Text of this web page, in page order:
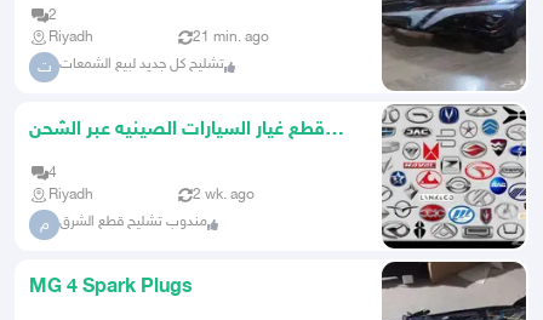
2
Riyadh
21 min. ago
ت تشليح كل جديد لبيع الشمعات
قطع غيار السيارات الصينيه عبر الشحن
4
Riyadh
2 wk. ago
م مندوب تشليح قطع الشرق
MG 4 Spark Plugs